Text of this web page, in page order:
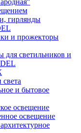
гирлянды
и прожекторы
для светильников и
и бытовое
освещение
освещение